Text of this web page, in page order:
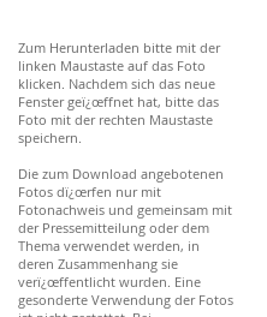
Zum Herunterladen bitte mit der
linken Maustaste auf das Foto
klicken. Nachdem sich das neue
Fenster geï¿œffnet hat, bitte das
Foto mit der rechten Maustaste
speichern.
Die zum Download angebotenen
Fotos dï¿œrfen nur mit
Fotonachweis und gemeinsam mit
der Pressemitteilung oder dem
Thema verwendet werden, in
deren Zusammenhang sie
verï¿œffentlicht wurden. Eine
gesonderte Verwendung der Fotos